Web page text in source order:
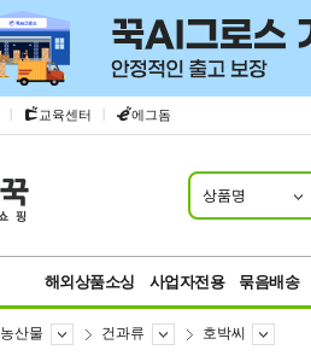
| 교육센터 | 에그돔
상품명
해외상품소싱 사업자전용 묶음배송
농산물 건과류 호박씨